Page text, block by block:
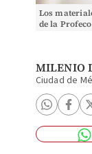
Los
de la
MILENIO
Ciudad de